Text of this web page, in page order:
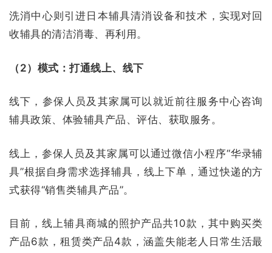
洗消中心则引进日本辅具清消设备和技术，实现对回
收辅具的清洁消毒、再利用。
（2）模式：打通线上、线下
线下，参保人员及其家属可以就近前往服务中心咨询
辅具政策、体验辅具产品、评估、获取服务。
线上，参保人员及其家属可以通过微信小程序“华录辅
具”根据自身需求选择辅具，线上下单，通过快递的方
式获得“销售类辅具产品”。
目前，线上辅具商城的照护产品共10款，其中购买类
产品6款，租赁类产品4款，涵盖失能老人日常生活最